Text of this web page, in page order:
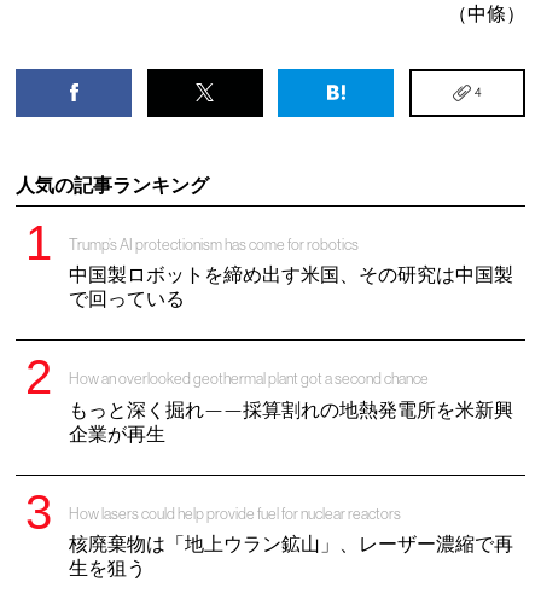
（中條）
4
人気の記事ランキング
Trump’s AI protectionism has come for robotics
中国製ロボットを締め出す米国、その研究は中国製
で回っている
How an overlooked geothermal plant got a second chance
もっと深く掘れ——採算割れの地熱発電所を米新興
企業が再生
How lasers could help provide fuel for nuclear reactors
核廃棄物は「地上ウラン鉱山」、レーザー濃縮で再
生を狙う